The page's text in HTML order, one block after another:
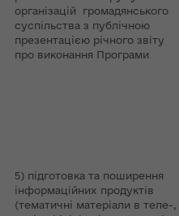
організацій громадянського
суспільства з публічною
презентацією річного звіту
про виконання Програми
5) підготовка та поширення
інформаційних продуктів
(тематичні матеріали в теле-,